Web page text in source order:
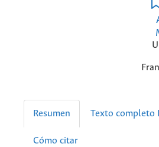
Resumen Texto completo
Cómo citar